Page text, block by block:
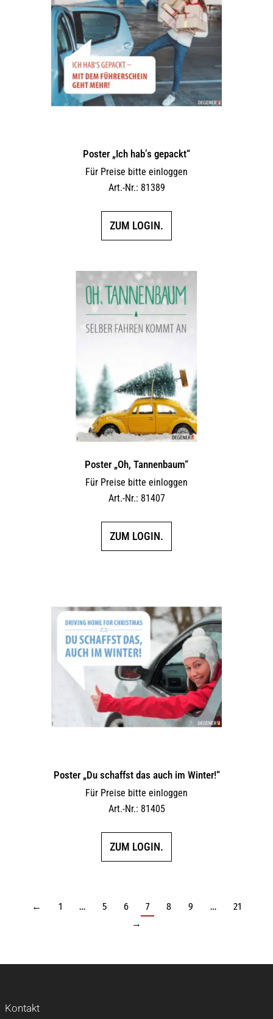
Poster „Ich hab’s gepackt“
Für Preise bitte einloggen
Art.-Nr.: 81389
ZUM LOGIN.
Poster „Oh, Tannenbaum“
Für Preise bitte einloggen
Art.-Nr.: 81407
ZUM LOGIN.
Poster „Du schaffst das auch im Winter!“
Für Preise bitte einloggen
Art.-Nr.: 81405
ZUM LOGIN.
← 1 … 5 6 7 8 9 …
21
→
Kontakt